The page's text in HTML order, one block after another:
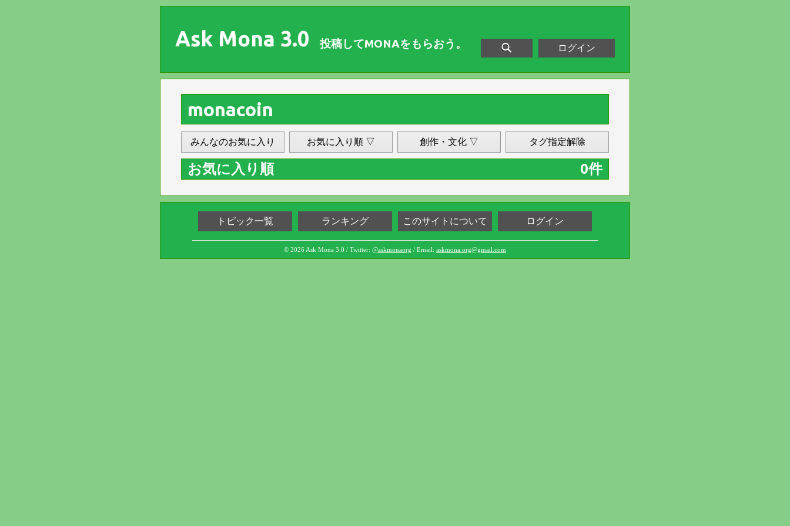
Ask Mona 3.0 投稿してMONAをもらおう。 ログイン
monacoin
みんなのお気に入り お気に入り順 ▽ 創作・文化 ▽ タグ指定解除
お気に入り順 0件
トピック一覧 ランキング このサイトについて ログイン
© 2026 Ask Mona 3.0 / Twitter: @askmonaorg / Email: askmona.org@gmail.com